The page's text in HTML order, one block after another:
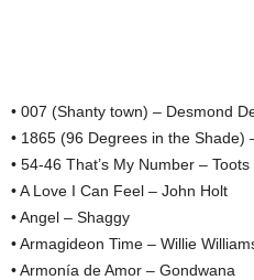
• 007 (Shanty town) – Desmond
• 1865 (96 Degrees in the Shade)
• 54-46 That’s My Number –
• A Love I Can Feel – John Holt
• Angel – Shaggy
• Armagideon Time – Willie
• Armonía de Amor – Gondwana